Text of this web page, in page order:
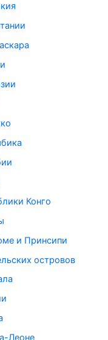
Конго
и Принсипи
островов
Леоне